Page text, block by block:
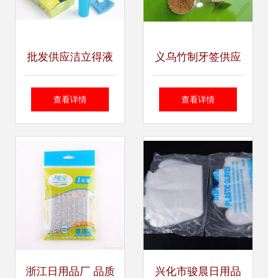
批发供应洁立得液
晶屏清洁套 创意生
质货源
查看详情
义乌竹制牙签供应
商 专业制造引领个
查看详情
浙江日用品厂 品质 兴化市骏晨日用品